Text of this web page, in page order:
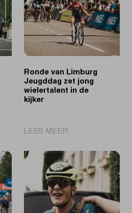
Ronde van Limburg
Jeugddag zet jong
wielertalent in de
kijker
LEES MEER
van
Limburg
Jeugddag
zet
jong
wielertalent